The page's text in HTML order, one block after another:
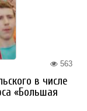
563
в числе
«Большая